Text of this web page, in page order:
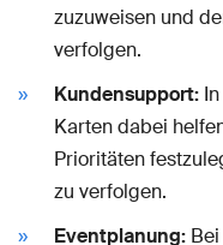
zuzuweisen und
verfolgen.
Kundensupport:
Karten dabei
Prioritäten
zu verfolgen.
Eventplanung: